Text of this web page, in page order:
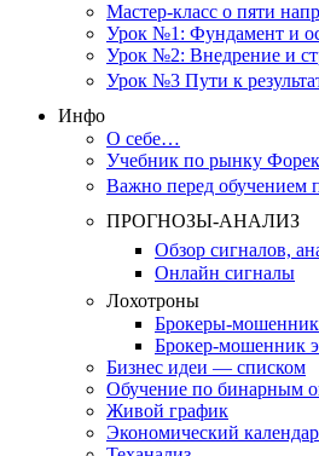
Мастер-класс о пяти
Урок №1: Фундамент и
Урок №2: Внедрение и
Урок №3 Пути к
Инфо
О себе…
Учебник по рынку
Важно перед обучением
ПРОГНОЗЫ-АНАЛИЗ
Обзор сигналов,
Онлайн сигналы
Лохотроны
Брокеры-
Брокер-мошенник
Бизнес идеи — списком
Обучение по бинарным
Живой график
Экономический